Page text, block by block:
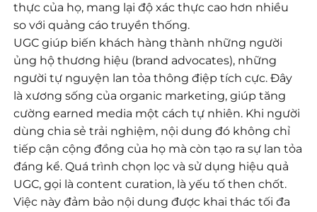
thực của họ, mang lại độ xác thực cao hơn nhiều
so với quảng cáo truyền thống.
UGC giúp biến khách hàng thành những người
ủng hộ thương hiệu (brand advocates), những
người tự nguyện lan tỏa thông điệp tích cực. Đây
là xương sống của organic marketing, giúp tăng
cường earned media một cách tự nhiên. Khi người
dùng chia sẻ trải nghiệm, nội dung đó không chỉ
tiếp cận cộng đồng của họ mà còn tạo ra sự lan tỏa
đáng kể. Quá trình chọn lọc và sử dụng hiệu quả
UGC, gọi là content curation, là yếu tố then chốt.
Việc này đảm bảo nội dung được khai thác tối đa